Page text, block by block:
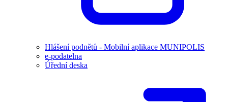
Hlášení podnětů - Mobilní aplikace MUNIPOLIS
e-podatelna
Úřední deska